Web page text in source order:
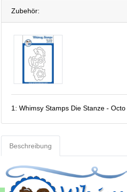
Zubehör:
1: Whimsy Stamps Die Stanze -
Beschreibung